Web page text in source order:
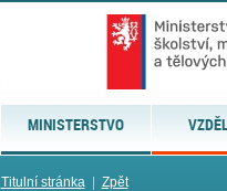
MINISTERSTVO
Titulní stránka| Zpět